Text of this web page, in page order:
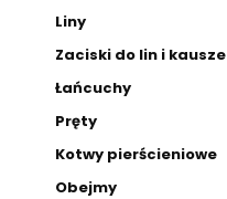
Liny
Zaciski do lin i kausze
Łańcuchy
Pręty
Kotwy pierścieniowe
Obejmy